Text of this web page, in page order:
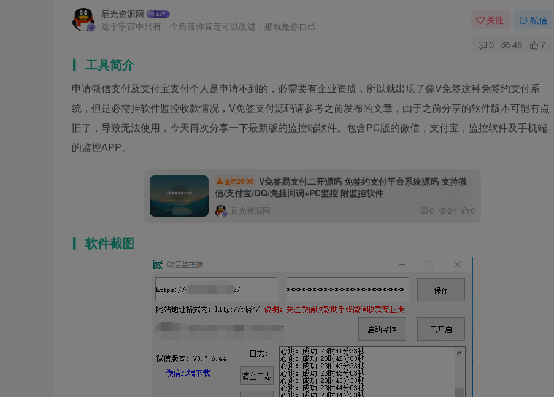
辰光资源网
这个宇宙中只有一个角落你肯定可以改进，那就是你自己
关注 私信
0 46 7
工具简介
申请微信支付及支付宝支付个人是申请不到的，必需要有企业资质，所以就出现了像V免签这种免签约支付系
统，但是必需挂软件监控收款情况，V免签支付源码请参考之前发布的文章，由于之前分享的软件版本可能有点
旧了，导致无法使用，今天再次分享一下最新版的监控端软件。包含PC版的微信，支付宝，监控软件及手机端
的监控APP。
金币29.99 V免签易支付二开源码 免签约支付平台系统源码 支持微
信/支付宝/QQ/免挂回调+PC监控 附监控软件
辰光资源网 0 24 6
软件截图